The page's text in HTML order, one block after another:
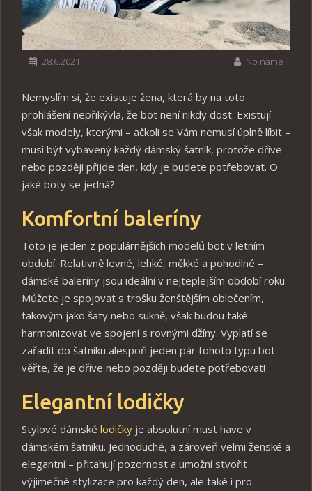
28.6.2021 No name
Nemyslím si, že existuje žena, která by na toto
prohlášení nepřikývla, že bot není nikdy dost. Existují
však modely, kterými – ačkoli se Vám nemusí úplně líbit –
musí být vybavený každý dámský šatník, protože dříve
nebo později přijde den, kdy je budete potřebovat. O
jaké boty se jedná?
Komfortní baleríny
Toto je jeden z populárnějších modelů bot v letním
období. Relativně levné, lehké, měkké a pohodlné –
dámské baleríny jsou ideální v nejteplejším období roku.
Můžete je spojovat s trošku ženštějším oblečením,
takovým jako šaty nebo sukně, však budou také
harmonizovat ve spojení s rovnými džíny. Vyplatí se
zařadit do šatníku alespoň jeden pár tohoto typu bot –
věřte, že je dříve nebo později budete potřebovat!
Elegantní lodičky
Stylové dámské lodičky je absolutní must have v
dámském šatníku. Jednoduché, a zároveň velmi ženské a
elegantní – přitahují pozornost a umožní stvořit
výjimečné stylizace pro každý den, ale také i pro